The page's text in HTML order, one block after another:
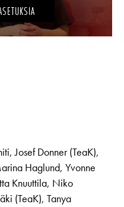
Josef Donner (TeaK),
Haglund, Yvonne
Knuuttila, Niko
(TeaK), Tanya